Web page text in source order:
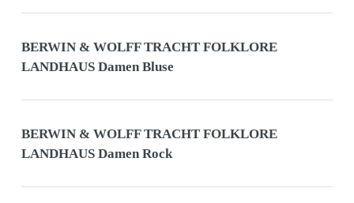
BERWIN & WOLFF TRACHT FOLKLORE
LANDHAUS Damen Bluse
BERWIN & WOLFF TRACHT FOLKLORE
LANDHAUS Damen Rock